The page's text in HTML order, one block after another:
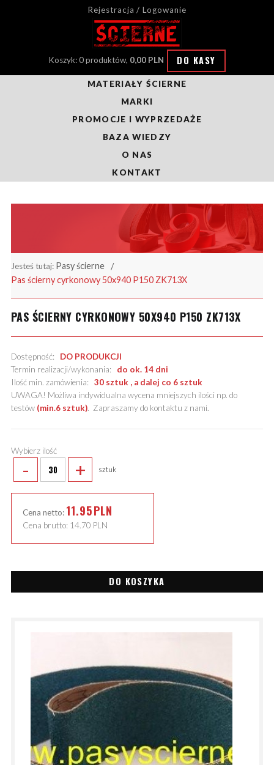
Rejestracja / Logowanie
Koszyk: 0 produktów, 0,00 PLN DO KASY
MATERIAŁY ŚCIERNE
MARKI
PROMOCJE I WYPRZEDAŻE
BAZA WIEDZY
O NAS
KONTAKT
Jesteś tutaj: Pasy ścierne
Pas ścierny cyrkonowy 50x940 P150 ZK713X
PAS ŚCIERNY CYRKONOWY 50X940 P150 ZK713X
Dostępność: DO PRODUKCJI
Termin realizacji/wykonania: do ok. 14 dni
Ilość min. zamówienia: 30 sztuk , a dalej co 6 sztuk
UWAGA! Możliwa indywidualna wycena mniejszych ilości np. do
testów (min.6 sztuk). Zapraszamy do kontaktu z nami.
Wybierz ilość
- + sztuk
Cena netto: 11.95PLN
Cena brutto: 14.70 PLN
DO KOSZYKA